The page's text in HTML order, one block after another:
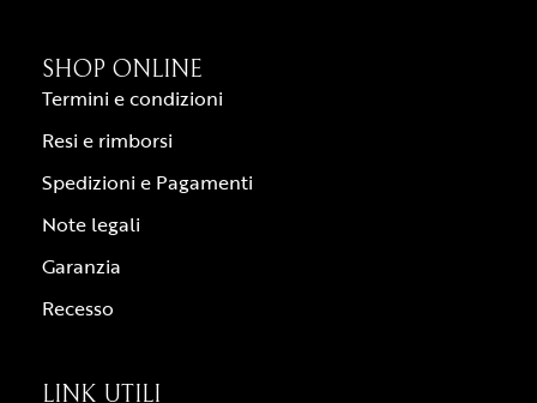
SHOP ONLINE
Termini e condizioni
Resi e rimborsi
Spedizioni e Pagamenti
Note legali
Garanzia
Recesso
LINK UTILI